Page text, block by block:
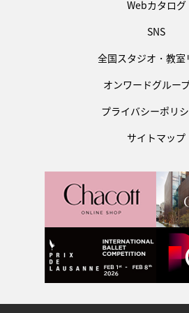
Webカタログ
SNS
全国スタジオ・教室
オンワードグルー
プライバシーポリ
サイトマップ